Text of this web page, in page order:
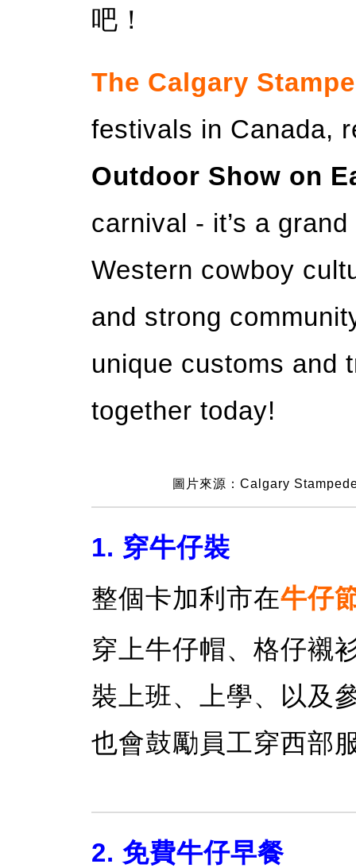
吧！
The Calgary
festivals in Canada,
Outdoor Show on
carnival - it’s a
Western cowboy
and strong
unique customs and
together today!
圖片來源：Calgary
1. 穿牛仔裝
整個卡加利市在牛仔
穿上牛仔帽、格仔襯
裝上班、上學、以及
也會鼓勵員工穿西部
2. 免費牛仔早餐